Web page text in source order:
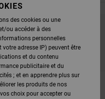
NOS PRODUITS
PLAIRE
des cookies ou une
ou accéder à des
personnelles
adresse IP) peuvent être
et du contenu
publicitaire et du
; et en apprendre plus sur
les produits de nos
choix pour accepter ou